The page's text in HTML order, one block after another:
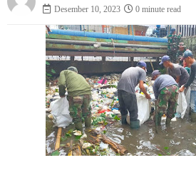
Desember 10, 2023
0 minute read